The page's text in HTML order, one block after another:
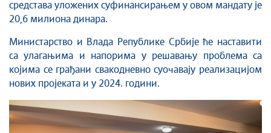
средстава уложених суфинансирањем у овом мандату је
20,6 милиона динара.
Министарство и Влада Републике Србије ће наставити
са улагањима и напорима у решавању проблема са
којима се грађани свакодневно суочавају реализацијом
нових пројеката и у 2024. години.